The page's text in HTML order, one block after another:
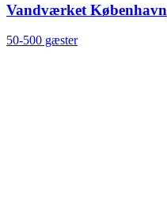
Vandværket København
50-500 gæster